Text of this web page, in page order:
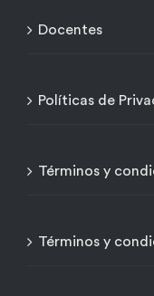
Docentes
Políticas de
Términos y
Términos y